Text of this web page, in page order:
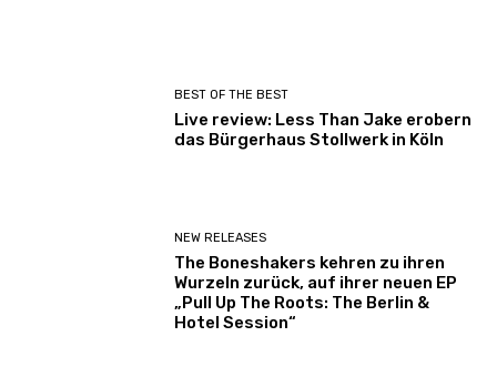
BEST OF THE BEST
Live review: Less Than Jake erobern
das Bürgerhaus Stollwerk in Köln
NEW RELEASES
The Boneshakers kehren zu ihren
Wurzeln zurück, auf ihrer neuen EP
„Pull Up The Roots: The Berlin &
Hotel Session“